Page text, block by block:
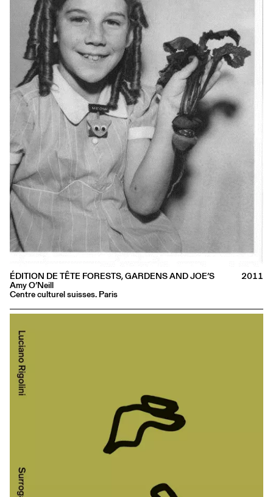
ÉDITION DE TÊTE FORESTS, GARDENS AND JOE’S
Amy O’Neill
Centre culturel suisses. Paris
2011